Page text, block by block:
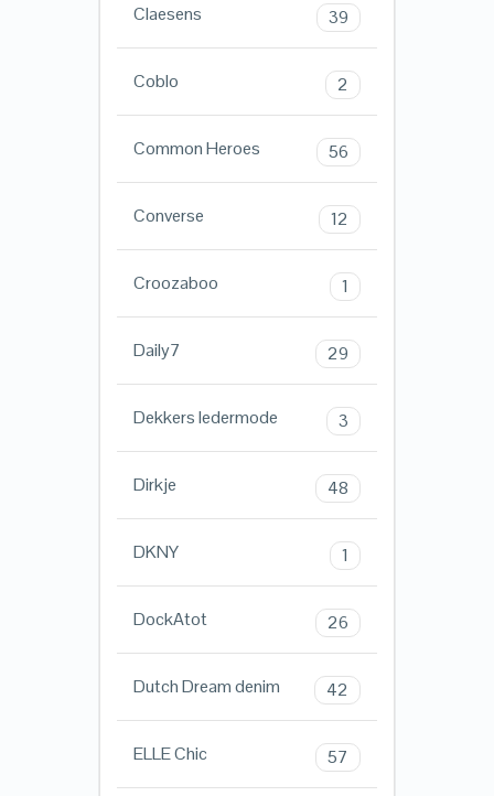
Claesens 39
Coblo 2
Common Heroes 56
Converse 12
Croozaboo 1
Daily7 29
Dekkers ledermode 3
Dirkje 48
DKNY 1
DockAtot 26
Dutch Dream denim 42
ELLE Chic 57